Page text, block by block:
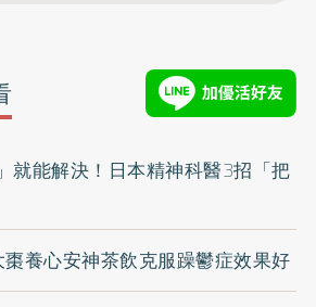
就能解決！日本精神科醫3招「把
養心安神茶飲克服躁鬱症效果好